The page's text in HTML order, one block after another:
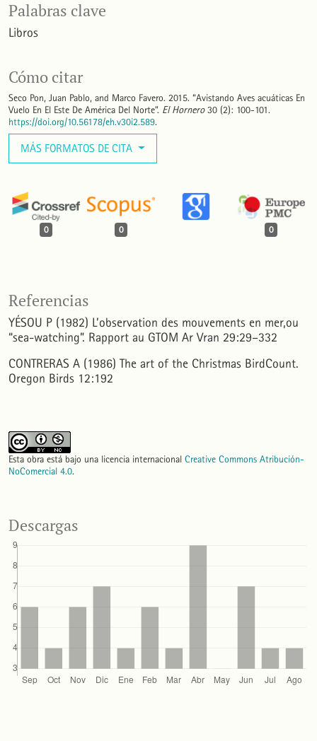
Palabras clave
Libros
Cómo citar
Seco Pon, Juan Pablo, and Marco Favero. 2015. “Avistando Aves acuáticas En
Vuelo En El Este De América Del Norte”. El Hornero30 (2): 100-101.
https://doi.org/10.56178/eh.v30i2.589.
MÁS FORMATOS DE CITA
0 0 0
Referencias
YÉSOU P (1982) L’observation des mouvements en mer,ou
“sea-watching”. Rapport au GTOM Ar Vran 29:29–332
CONTRERAS A (1986) The art of the Christmas BirdCount.
Oregon Birds 12:192
Esta obra está bajo una licencia internacional Creative Commons Atribución-
NoComercial 4.0.
Descargas